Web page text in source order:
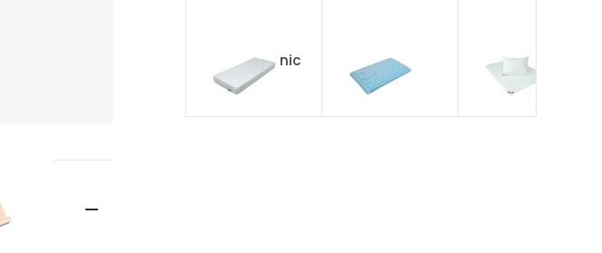
chránič Clinic London Allergena